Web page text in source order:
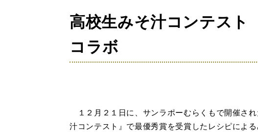
高校生みそ汁コンテス
コラボ
１２月２１日に、サンラポーむらくもで開催さ
汁コンテスト』で最優秀賞を受賞したレシピによ